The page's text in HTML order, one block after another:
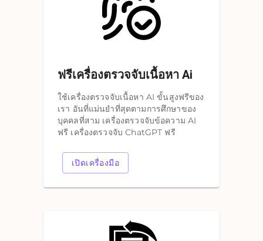
ฟรีเครื่องตรวจจับเนื้อหา Ai
ใช้เครื่องตรวจจับเนื้อหา AI ขั้นสูงฟรีของ
เรา อันที่แม่นยำที่สุดตามการศึกษาของ
บุคคลที่สาม เครื่องตรวจจับข้อความ AI
ฟรี เครื่องตรวจจับ ChatGPT ฟรี
เปิดเครื่องมือ